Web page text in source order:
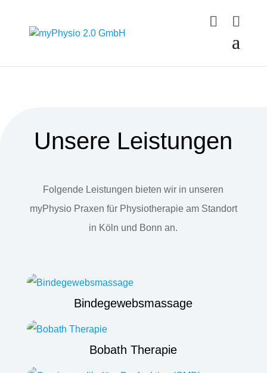
Unsere Leistungen
Folgende Leistungen bieten wir in unseren
myPhysio Praxen für Physiotherapie am Standort
in Köln und Bonn an.
Bindegewebsmassage
Bobath Therapie